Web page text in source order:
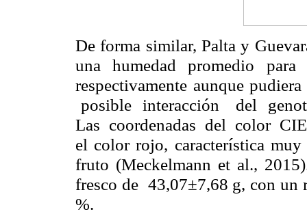
De forma similar, Palta y
una humedad promedio
respectivamente aunque
posible interacción del
Las coordenadas del color
el color rojo, característica muy
fruto (Meckelmann et al.,
fresco de 43,07±7,68 g, con un
%.